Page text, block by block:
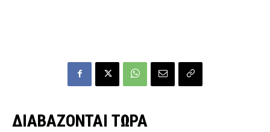
ΔΙΑΒΑΖΟΝΤΑΙ ΤΩΡΑ